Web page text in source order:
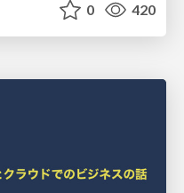
0 420